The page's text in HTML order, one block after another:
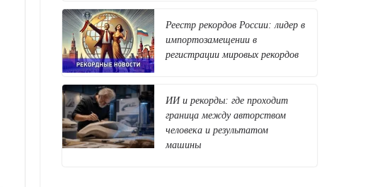
Реестр рекордов России: лидер в
импортозамещении в
регистрации мировых рекордов
ИИ и рекорды: где проходит
граница между авторством
человека и результатом
машины